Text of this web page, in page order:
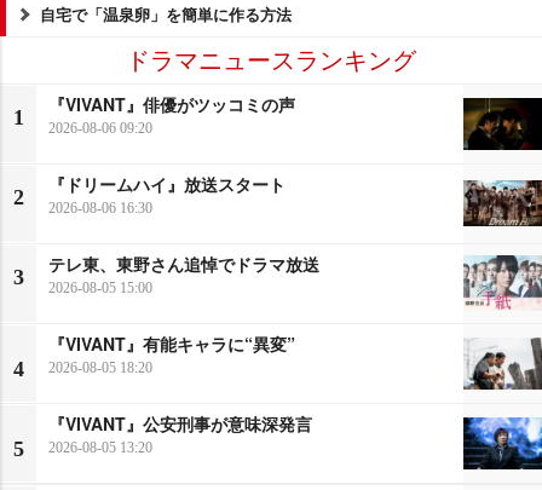
自宅で「温泉卵」を簡単に作る方法
ドラマニュースランキング
1
『VIVANT』俳優がツッコミの声
2026-08-06 09:20
2
『ドリームハイ』放送スタート
2026-08-06 16:30
3
テレ東、東野さん追悼でドラマ放送
2026-08-05 15:00
4
『VIVANT』有能キャラに“異変”
2026-08-05 18:20
5
『VIVANT』公安刑事が意味深発言
2026-08-05 13:20